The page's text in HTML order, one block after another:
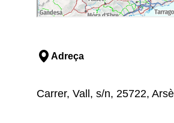
Adreça
Carrer, Vall, s/n, 25722,